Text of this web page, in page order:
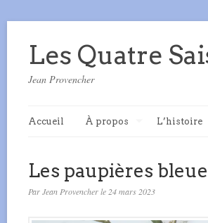
Les Quatre
Jean Provencher
Accueil À propos L’histoire
Les paupières
Par Jean Provencher le 24 mars 2023